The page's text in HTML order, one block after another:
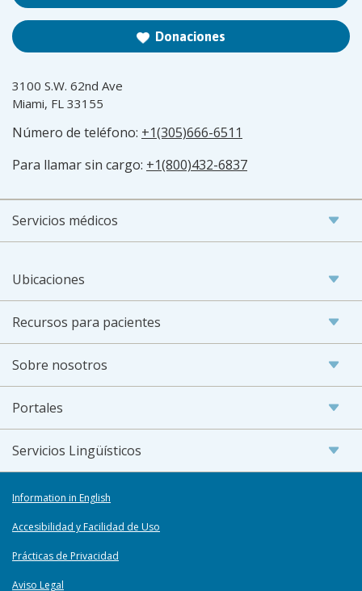
Donaciones
3100 S.W. 62nd Ave
Miami, FL 33155
Número de teléfono: +1(305)666-6511
Para llamar sin cargo: +1(800)432-6837
Servicios médicos
Ubicaciones
Recursos para pacientes
Sobre nosotros
Portales
Servicios Lingüísticos
Information in English
Accesibilidad y Facilidad de Uso
Prácticas de Privacidad
Aviso Legal